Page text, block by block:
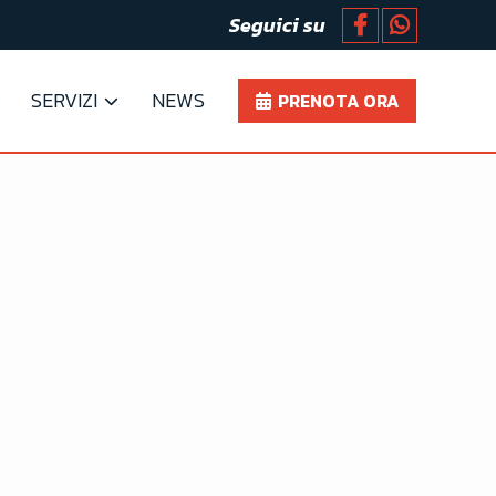
Seguici su
SERVIZI NEWS PRENOTA ORA